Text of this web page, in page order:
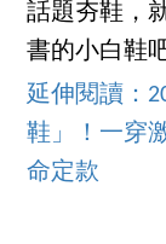
話題夯鞋，
書的小白鞋
延伸閱讀：
鞋」！一穿
命定款